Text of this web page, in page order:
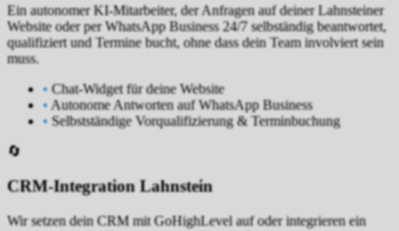
Ein autonomer KI-Mitarbeiter, der Anfragen auf deiner Lahnsteiner
Website oder per WhatsApp Business 24/7 selbständig beantwortet,
qualifiziert und Termine bucht, ohne dass dein Team involviert sein
muss.
•Chat-Widget für deine Website
•Autonome Antworten auf WhatsApp Business
• Selbstständige Vorqualifizierung & Terminbuchung
🔄
CRM-Integration Lahnstein
Wir setzen dein CRM mit GoHighLevel auf oder integrieren ein